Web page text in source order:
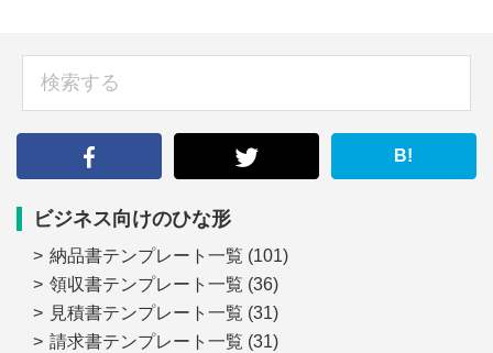
B!
ビジネス向けのひな形
納品書テンプレート一覧 (101)
領収書テンプレート一覧 (36)
見積書テンプレート一覧 (31)
請求書テンプレート一覧 (31)